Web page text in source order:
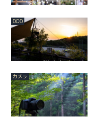
DOD
カメラ